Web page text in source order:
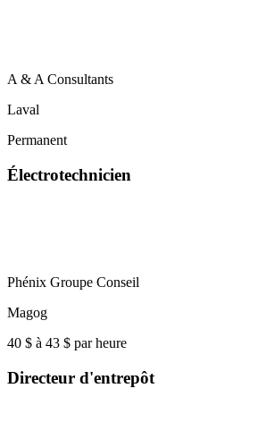
A & A Consultants
Laval
Permanent
Électrotechnicien
Phénix Groupe Conseil
Magog
40 $ à 43 $ par heure
Directeur d'entrepôt